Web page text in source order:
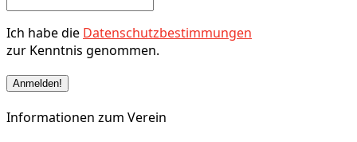
Ich habe die Datenschutzbestimmungen
zur Kenntnis genommen.
Informationen zum Verein